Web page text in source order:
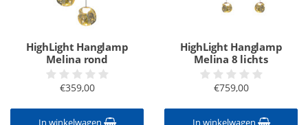
HighLight Hanglamp
Melina rond
€359,00
In winkelwagen
HighLight Hanglamp
Melina 8 lichts
€759,00
In winkelwagen